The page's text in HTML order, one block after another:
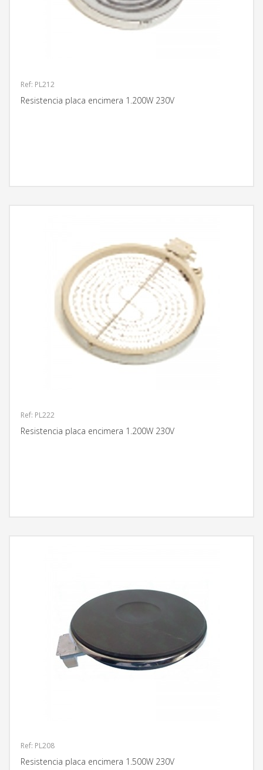
Ref: PL212
Resistencia placa encimera 1.200W 230V
Ref: PL222
Resistencia placa encimera 1.200W 230V
Ref: PL208
Resistencia placa encimera 1.500W 230V